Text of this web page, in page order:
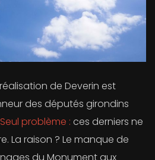
de Deverin est
des députés girondins
problème : ces derniers ne
La raison ? Le manque de
du Monument aux